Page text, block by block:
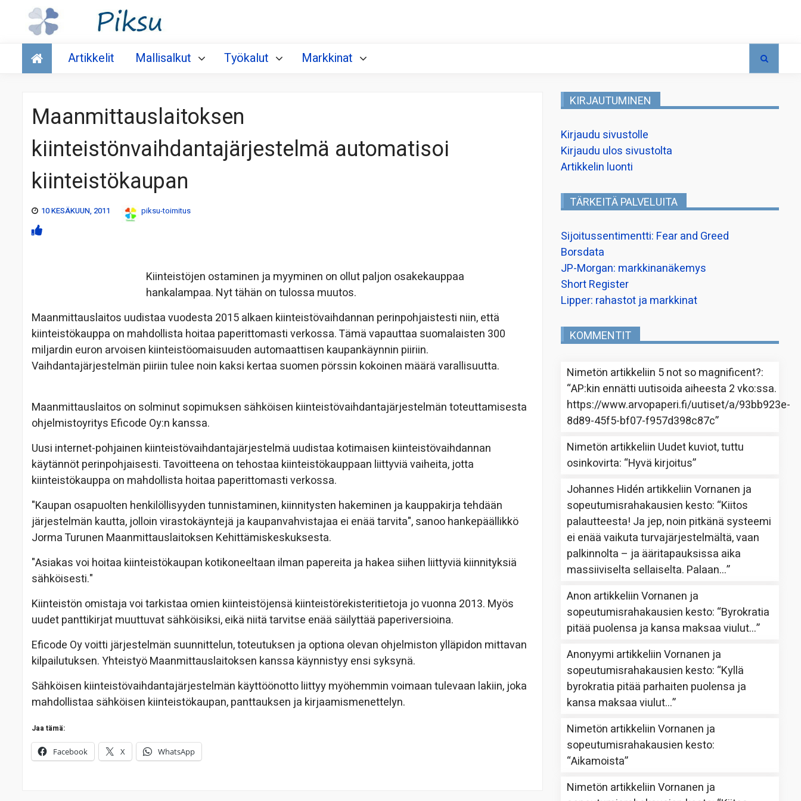
Talous
Artikkelit Mallisalkut Työkalut Markkinat
Maanmittauslaitoksen
kiinteistönvaihdantajärjestelmä automatisoi
kiinteistökaupan
10 KESÄKUUN, 2011 piksu-toimitus
Kiinteistöjen ostaminen ja myyminen on ollut paljon osakekauppaa
hankalampaa. Nyt tähän on tulossa muutos.
Maanmittauslaitos uudistaa vuodesta 2015 alkaen kiinteistövaihdannan perinpohjaistesti niin, että
kiinteistökauppa on mahdollista hoitaa paperittomasti verkossa. Tämä vapauttaa suomalaisten 300
miljardin euron arvoisen kiinteistöomaisuuden automaattisen kaupankäynnin piiriin.
Vaihdantajärjestelmän piiriin tulee noin kaksi kertaa suomen pörssin kokoinen määrä varallisuutta.
Maanmittauslaitos on solminut sopimuksen sähköisen kiinteistövaihdantajärjestelmän toteuttamisesta
ohjelmistoyritys Eficode Oy:n kanssa.
Uusi internet-pohjainen kiinteistövaihdantajärjestelmä uudistaa kotimaisen kiinteistövaihdannan
käytännöt perinpohjaisesti. Tavoitteena on tehostaa kiinteistökauppaan liittyviä vaiheita, jotta
kiinteistökauppa on mahdollista hoitaa paperittomasti verkossa.
"Kaupan osapuolten henkilöllisyyden tunnistaminen, kiinnitysten hakeminen ja kauppakirja tehdään
järjestelmän kautta, jolloin virastokäyntejä ja kaupanvahvistajaa ei enää tarvita", sanoo hankepäällikkö
Jorma Turunen Maanmittauslaitoksen Kehittämiskeskuksesta.
"Asiakas voi hoitaa kiinteistökaupan kotikoneeltaan ilman papereita ja hakea siihen liittyviä kiinnityksiä
sähköisesti."
Kiinteistön omistaja voi tarkistaa omien kiinteistöjensä kiinteistörekisteritietoja jo vuonna 2013. Myös
uudet panttikirjat muuttuvat sähköisiksi, eikä niitä tarvitse enää säilyttää paperiversioina.
Eficode Oy voitti järjestelmän suunnittelun, toteutuksen ja optiona olevan ohjelmiston ylläpidon mittavan
kilpailutuksen. Yhteistyö Maanmittauslaitoksen kanssa käynnistyy ensi syksynä.
Sähköisen kiinteistövaihdantajärjestelmän käyttöönotto liittyy myöhemmin voimaan tulevaan lakiin, joka
mahdollistaa sähköisen kiinteistökaupan, panttauksen ja kirjaamismenettelyn.
Jaa tämä:
Facebook X WhatsApp
KIRJAUTUMINEN
Kirjaudu sivustolle
Kirjaudu ulos sivustolta
Artikkelin luonti
TÄRKEITÄ PALVELUITA
Sijoitussentimentti: Fear and Greed
Borsdata
JP-Morgan: markkinanäkemys
Short Register
Lipper: rahastot ja markkinat
KOMMENTIT
Nimetön artikkeliin 5 not so magnificent?:
“AP:kin ennätti uutisoida aiheesta 2 vko:ssa.
https://www.arvopaperi.fi/uutiset/a/93bb923e-
8d89-45f5-bf07-f957d398c87c”
Nimetön artikkeliin Uudet kuviot, tuttu
osinkovirta: “Hyvä kirjoitus”
Johannes Hidén artikkeliinVornanen ja
sopeutumisrahakausien kesto: “Kiitos
palautteesta! Ja jep, noin pitkänä systeemi
ei enää vaikuta turvajärjestelmältä, vaan
palkinnolta – ja ääritapauksissa aika
massiiviselta sellaiselta. Palaan…”
Anon artikkeliinVornanen ja
sopeutumisrahakausien kesto: “Byrokratia
pitää puolensa ja kansa maksaa viulut…”
Anonyymi artikkeliinVornanen ja
sopeutumisrahakausien kesto: “Kyllä
byrokratia pitää parhaiten puolensa ja
kansa maksaa viulut…”
Nimetön artikkeliinVornanen ja
sopeutumisrahakausien kesto:
“Aikamoista”
Nimetön artikkeliinVornanen ja